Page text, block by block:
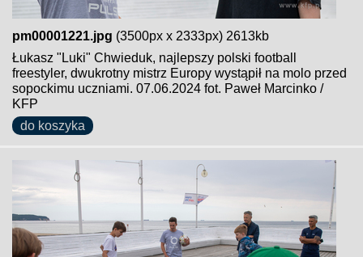
pm00001221.jpg (3500px x 2333px) 2613kb
Łukasz "Luki" Chwieduk, najlepszy polski football
freestyler, dwukrotny mistrz Europy wystąpił na molo przed
sopockimu uczniami. 07.06.2024 fot. Paweł Marcinko /
KFP
do koszyka